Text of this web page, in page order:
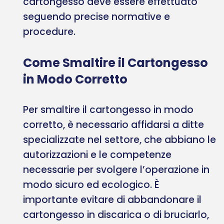
seguendo precise normative e
procedure.
Come Smaltire il Cartongesso
in Modo Corretto
Per smaltire il cartongesso in modo
corretto, è necessario affidarsi a ditte
specializzate nel settore, che abbiano le
autorizzazioni e le competenze
necessarie per svolgere l’operazione in
modo sicuro ed ecologico. È
importante evitare di abbandonare il
cartongesso in discarica o di bruciarlo,